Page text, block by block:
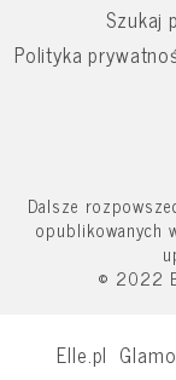
Szukaj
Polityka
Dalsze
opublikowanych
© 2022
Elle.pl